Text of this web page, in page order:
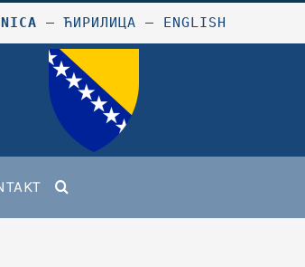
–ЋИРИЛИЦА – ENGLISH